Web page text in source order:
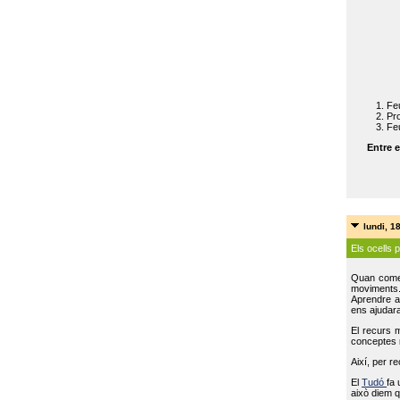
Entre
lundi,
Els ocells
Quan
Aprendre
ens
El recurs
conceptes
Així, per
ElTudófa
això diem